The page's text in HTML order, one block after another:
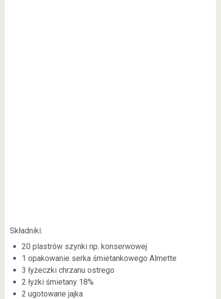
Składniki:
20 plastrów szynki np. konserwowej
1 opakowanie serka śmietankowego Almette
3 łyżeczki chrzanu ostrego
2 łyżki śmietany 18%
2 ugotowane jajka